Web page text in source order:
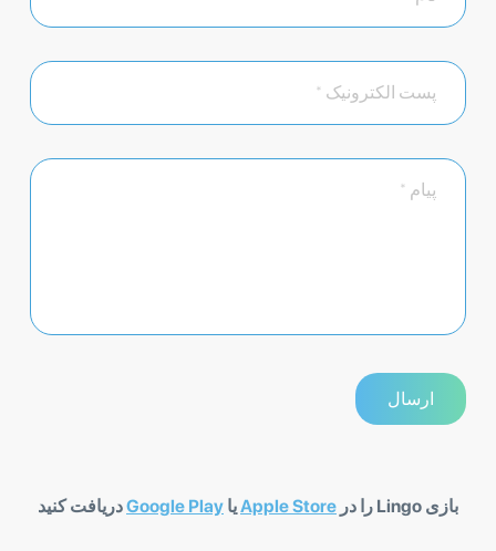
بازی Lingo را در Apple Storeیا Google Playدریافت کنید